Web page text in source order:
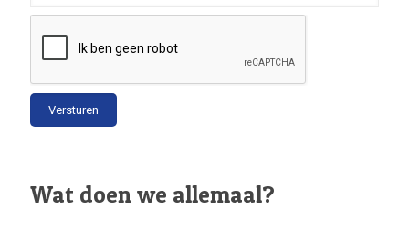
Wat doen we allemaal?